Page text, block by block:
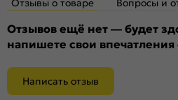
Отзывы о товаре Вопросы и
Отзывов ещё нет — будет
напишете свои впечатления
Написать отзыв